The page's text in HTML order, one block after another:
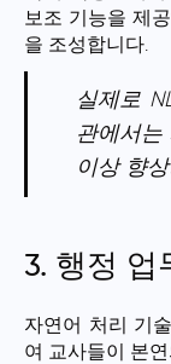
보조 기능을 제
을 조성합니다.
실제로
관에서
이상 향
3. 행정 업
자연어 처리 기
여 교사들이 본